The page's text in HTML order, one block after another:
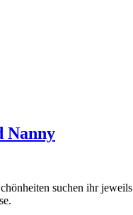
Nanny
suchen ihr jeweils